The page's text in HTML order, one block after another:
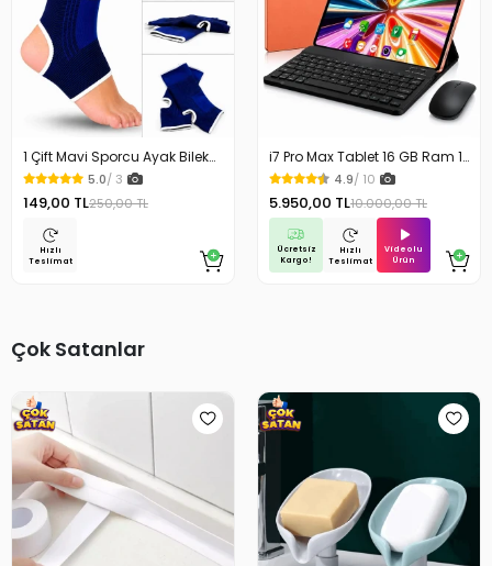
1 Çift Mavi Sporcu Ayak Bilek
Koruyucu Ağrı Bandajı Ayak
Bandajı Sporcu Bilekliği
5.0/ 3
149,00 TL250,00 TL
Hızlı
Teslimat
i7 Pro Max Tablet 16 GB Ram 1
TB Depolama Kablosuz
Klavye Mouse Kılıf Hediyeli 10.1
inc Tablet
4.9/ 10
5.950,00 TL10.000,00 TL
Ücretsiz
Kargo!
Hızlı
Teslimat
Videolu
Ürün
Çok Satanlar